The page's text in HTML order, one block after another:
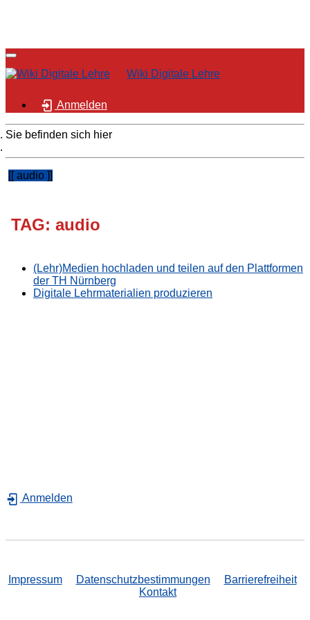
Wiki Digitale Lehre
Anmelden
Sie befinden sich hier
audio
TAG: audio
(Lehr)Medien hochladen und teilen auf den Plattformen
der TH Nürnberg
Digitale Lehrmaterialien produzieren
Anmelden
Impressum Datenschutzbestimmungen
Barrierefreiheit
Kontakt